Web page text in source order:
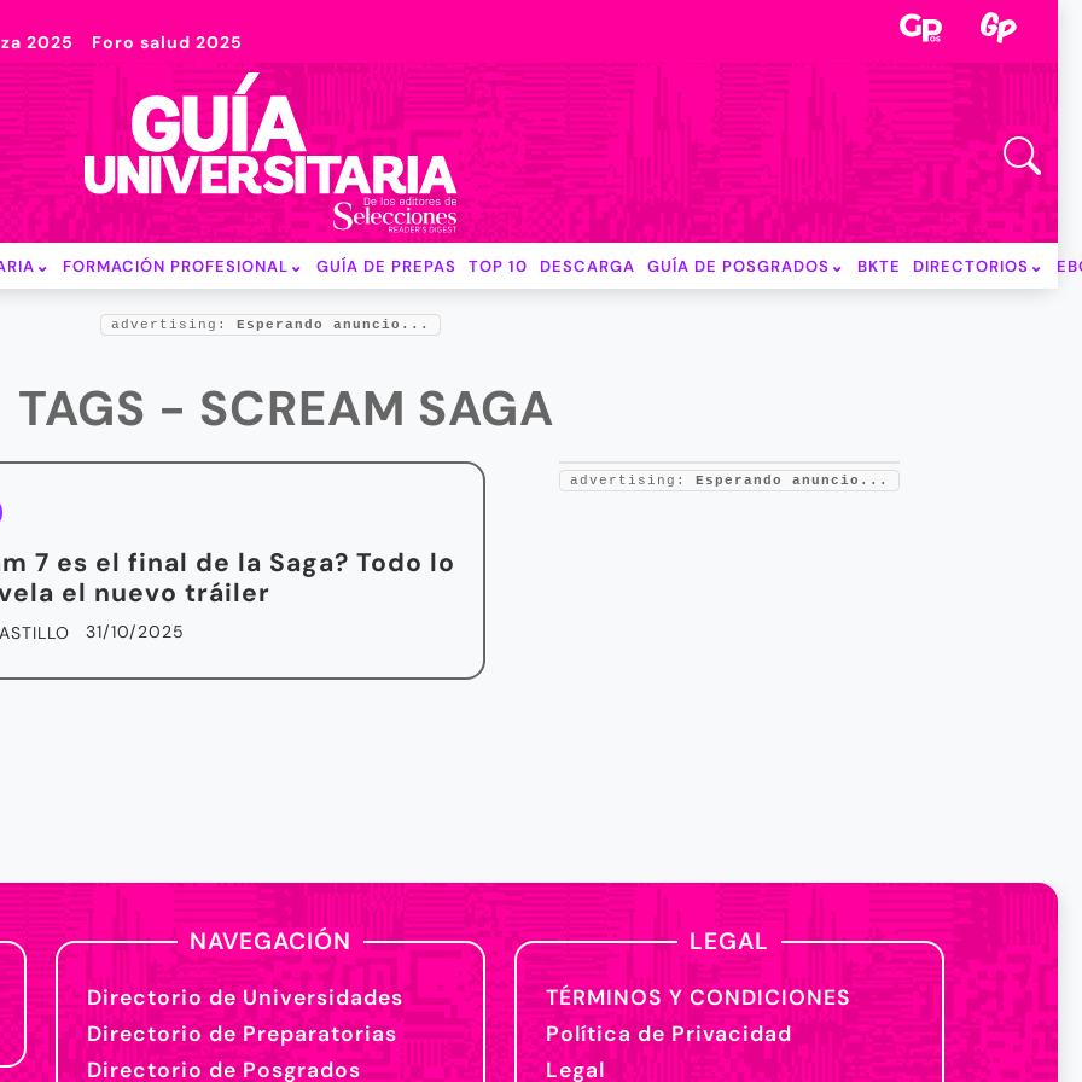
2025 Foro salud 2025
FORMACIÓN PROFESIONAL GUÍA DE PREPAS TOP 10 DESCARGA GUÍA DE POSGRADOS BKTE DIRECTORIOS
advertising: Esperando anuncio...
TAGS - SCREAM SAGA
7 es el final de la Saga? Todo lo
el nuevo tráiler
31/10/2025
advertising: Esperando anuncio...
NAVEGACIÓN
Directorio de Universidades
Directorio de Preparatorias
Directorio de Posgrados
LEGAL
TÉRMINOS Y CONDICIONES
Política de Privacidad
Legal